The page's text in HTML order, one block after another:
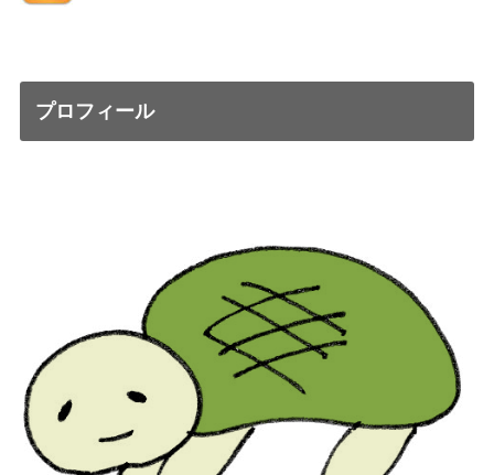
プロフィール